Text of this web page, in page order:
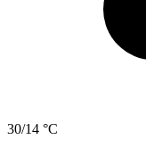
30/14 °C